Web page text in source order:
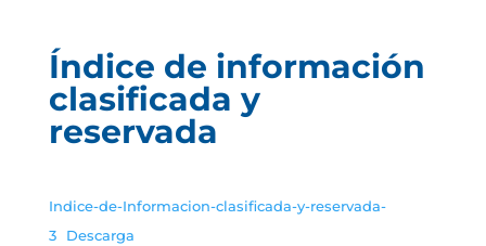
Índice de información
clasificada y
reservada
Indice-de-Informacion-clasificada-y-reservada-
3
Descarga